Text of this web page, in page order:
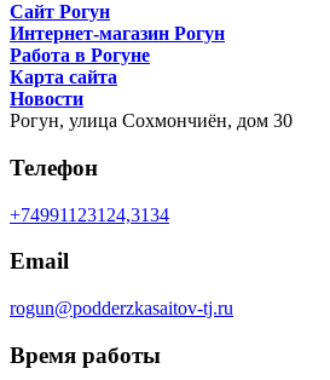
Сайт Рогун
Интернет-магазин Рогун
Работа в Рогуне
Карта сайта
Новости
Рогун, улица Сохмончиён, дом 30
Телефон
+74991123124,3134
Email
rogun@podderzkasaitov-tj.ru
Время работы